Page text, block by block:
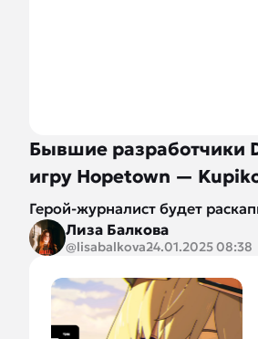
Бывшие разработчики
игру Hopetown —
Герой-журналист будет
Лиза Балкова
@lisabalkova24.01.2025 08:38